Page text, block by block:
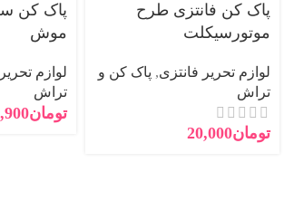
پاک کن فانتزی طرح
موتورسیکلت
لوازم تحریر فانتزی, پاک کن و
تراش
تومان20,000
پاک کن
موش
لوازم
تراش
تومان